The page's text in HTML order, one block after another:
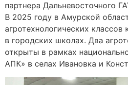
партнера Дальневосточного
В 2025 году в Амурской
агротехнологических классов
в городских школах. Два
открыты в рамках
АПК» в селах Ивановка и